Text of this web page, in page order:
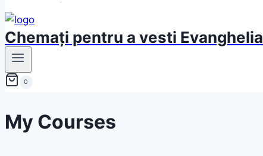
Chemați pentru a vesti Evanghelia
0
My Courses